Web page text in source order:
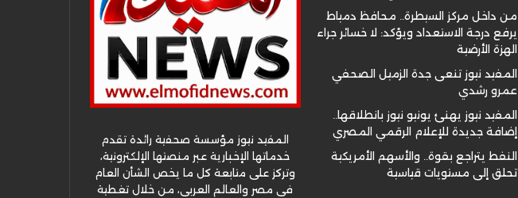
من داخل مركز السيطرة.. محافظ دمياط
يرفع درجة الاستعداد ويؤكد: لا خسائر جراء
الهزة الأرضية
المفيد نيوز تنعى جدة الزميل الصحفي
عمرو رشدي
المفيد نيوز يهنئ يونيو نيوز بانطلاقها..
إضافة جديدة للإعلام الرقمي المصري
النفط يتراجع بقوة.. والأسهم الأمريكية
تحلق إلى مستويات قياسية
المفيد نيوز مؤسسة صحفية رائدة تقدم
خدماتها الإخبارية عبر منصتها الإلكترونية،
وتركز على متابعة كل ما يخص الشأن العام
في مصر والعالم العربي، من خلال تغطية